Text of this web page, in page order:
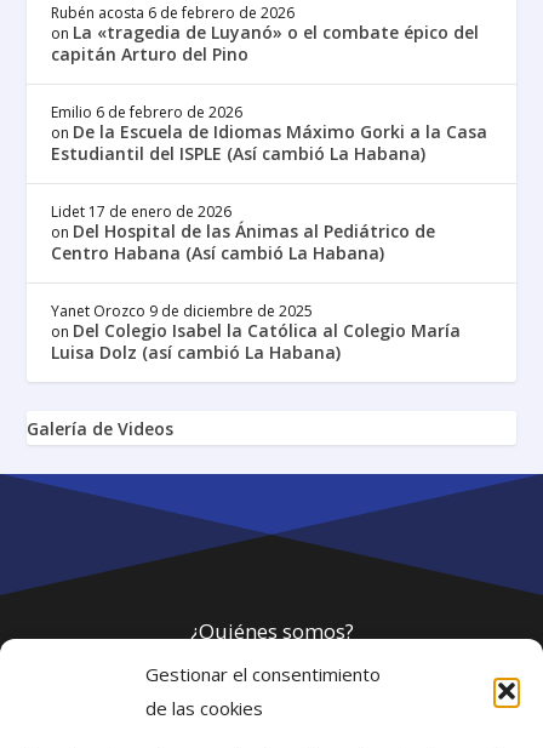
Gestionar el consentimiento
de las cookies
Rubén acosta 6 de febrero de 2026
on La «tragedia de Luyanó» o el combate épico del
capitán Arturo del Pino
Emilio 6 de febrero de 2026
on De la Escuela de Idiomas Máximo Gorki a la Casa
Estudiantil del ISPLE (Así cambió La Habana)
Lidet 17 de enero de 2026
on Del Hospital de las Ánimas al Pediátrico de
Centro Habana (Así cambió La Habana)
Yanet Orozco 9 de diciembre de 2025
on Del Colegio Isabel la Católica al Colegio María
Luisa Dolz (así cambió La Habana)
Galería de Videos
¿Quiénes somos?
Política de privacidad